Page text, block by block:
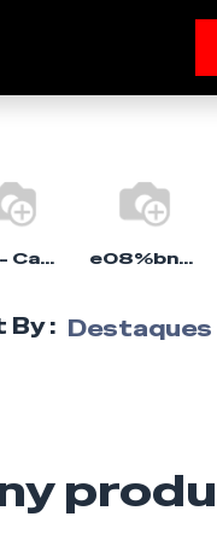
E02- Cabeça do cilindro Mot e08%bn139
By : Destaques